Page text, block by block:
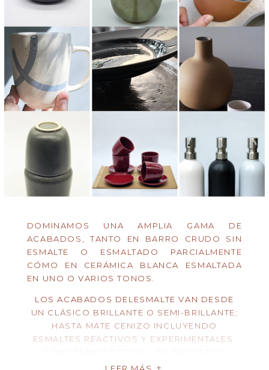
DOMINAMOS UNA AMPLIA GAMA DE
ACABADOS, TANTO EN BARRO CRUDO SIN
ESMALTE O ESMALTADO PARCIALMENTE
CÓMO EN CERÁMICA BLANCA ESMALTADA
EN UNO O VARIOS TONOS.
LOS ACABADOS DELESMALTE VAN DESDE
UN CLÁSICO BRILLANTE O SEMI-BRILLANTE;
HASTA MATE CENIZO INCLUYENDO
ESMALTES REACTIVOS Y EXPERIMENTALES.
NECESARIOS PARA LOGRAR LA ESTÉTICA
L